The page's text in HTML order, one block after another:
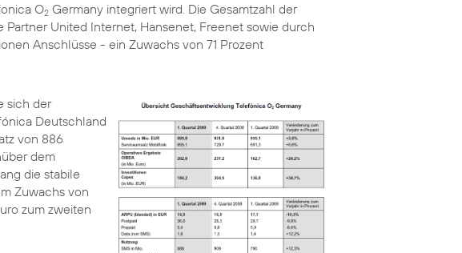
O2 Germany integriert wird. Die Gesamtzahl der
United Internet, Hansenet, Freenet sowie durch
Anschlüsse - ein Zuwachs von 71 Prozent
sich der
Deutschland
von 886
dem
die stabile
Zuwachs von
zum zweiten